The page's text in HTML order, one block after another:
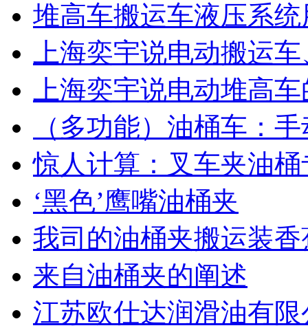
堆高车搬运车液压系
上海奕宇说电动搬运
上海奕宇说电动堆高
（多功能）油桶车：
惊人计算：叉车夹油
‘黑色’鹰嘴油桶夹
我司的油桶夹搬运装
来自油桶夹的阐述
江苏欧仕达润滑油有